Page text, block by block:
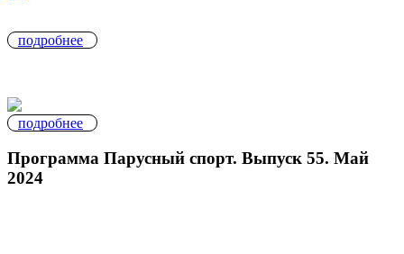
подробнее
подробнее
Программа Парусный спорт. Выпуск 55. Май
2024